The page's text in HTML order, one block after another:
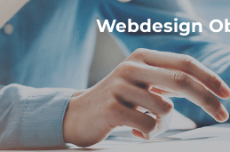
Webdesign